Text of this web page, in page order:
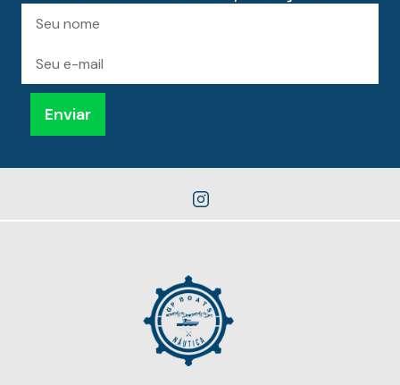
receber
mail
Enviar